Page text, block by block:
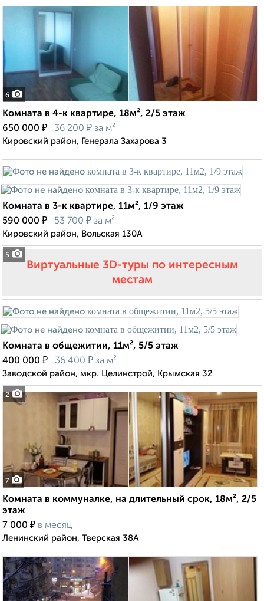
6
Комната в 4-к квартире, 18м², 2/5 этаж
650 000 ₽ 36 200 ₽ за м²
Кировский район, Генерала Захарова 3
5
Комната в 3-к квартире, 11м², 1/9 этаж
590 000 ₽ 53 700 ₽ за м²
Кировский район, Вольская 130А
Виртуальные 3D-туры по интересным
местам
2
Комната в общежитии, 11м², 5/5 этаж
400 000 ₽ 36 400 ₽ за м²
Заводской район, мкр. Целинстрой, Крымская 32
7
Комната в коммуналке, на длительный срок, 18м², 2/5
этаж
7 000 ₽ в месяц
Ленинский район, Тверская 38А